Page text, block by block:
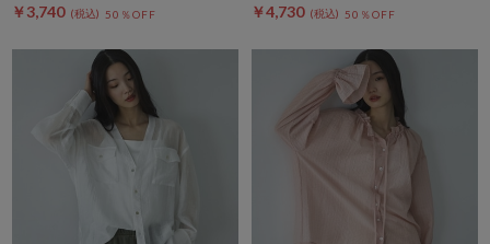
￥3,740 50％OFF ￥4,730 50％OFF